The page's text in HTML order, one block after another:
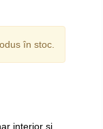
în stoc.
interior și